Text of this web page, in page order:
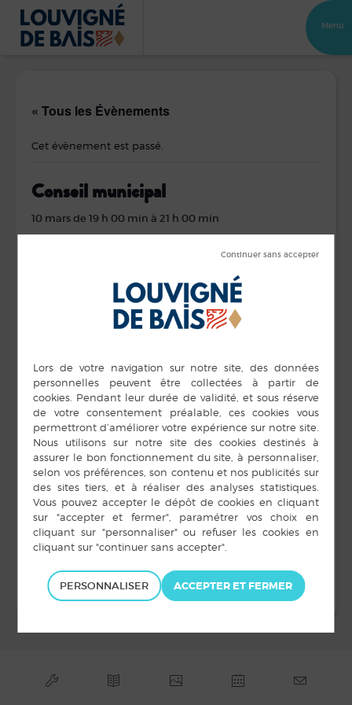
Menu
« Tous les Évènements
Cet évènement est passé.
Conseil municipal
10 mars de 19 h 00 min à 21 h 00 min
Convocation et ordre du jour de la séance du 10 mars 2026
10 mars
Heure :
19 h 00 min à 21 h 00
min
LIEU
Salle Intermède
rue des Diligences
Louvigné-de-Bais
+ Google Map
ORGANISATEUR
Soirée quiz
intergénérationnel
Élections
municipales
PERSONNALISER